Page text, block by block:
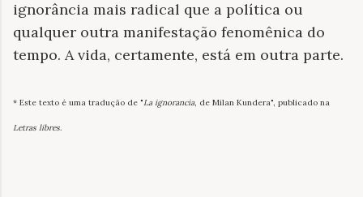
ignorância mais radical que a política ou
qualquer outra manifestação fenomênica do
tempo. A vida, certamente, está em outra parte.
* Este texto é uma tradução de "La ignorancia, de Milan Kundera", publicado na
Letras libres.